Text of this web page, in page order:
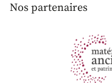
Nos partenaires